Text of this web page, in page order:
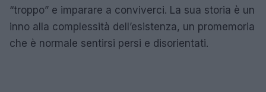
“troppo” e imparare a conviverci. La sua storia è un
inno alla complessità dell’esistenza, un promemoria
che è normale sentirsi persi e disorientati.